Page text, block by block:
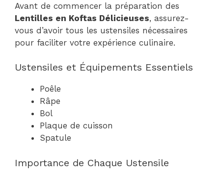
Avant de commencer la préparation des
Lentilles en Koftas Délicieuses, assurez-
vous d’avoir tous les ustensiles nécessaires
pour faciliter votre expérience culinaire.
Ustensiles et Équipements Essentiels
Poêle
Râpe
Bol
Plaque de cuisson
Spatule
Importance de Chaque Ustensile